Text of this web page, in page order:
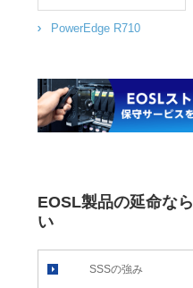
PowerEdge R710
EOSL製品の延命なら
い
SSSの強み